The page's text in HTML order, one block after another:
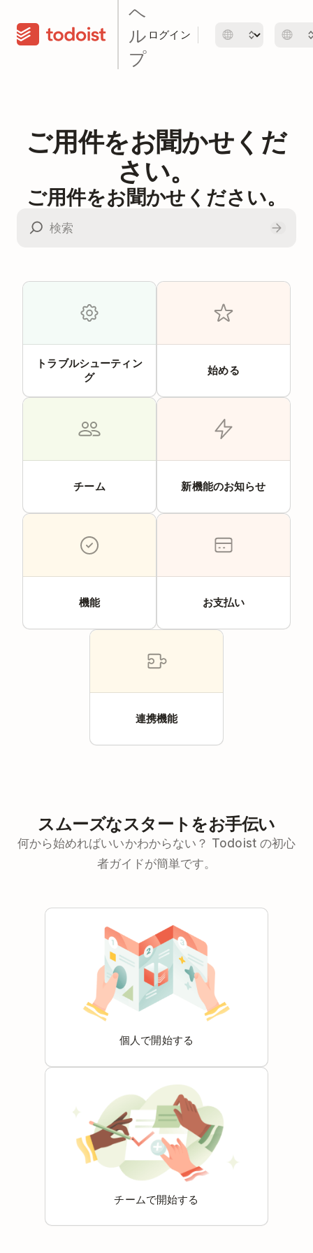
ヘ
ル
プ
ログイン
ご用件をお聞かせくだ
さい。
ご用件をお聞かせください。
トラブルシューティン
グ
始める
チーム 新機能のお知らせ
機能 お支払い
連携機能
スムーズなスタートをお手伝い
何から始めればいいかわからない？ Todoist の初心
者ガイドが簡単です。
個人で開始する
チームで開始する